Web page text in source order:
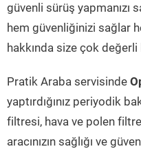
güvenli sürüş yapmanızı
hem güvenliğinizi sağlar
hakkında size çok
Pratik Araba servisinde
yaptırdığınız periyodik
filtresi, hava ve polen
aracınızın sağlığı ve